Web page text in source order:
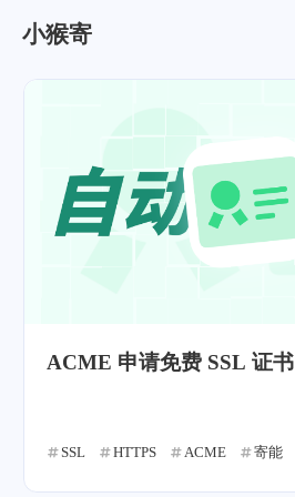
小猴寄
ACME 申请免费 SSL 证书
SSL HTTPS ACME 寄能